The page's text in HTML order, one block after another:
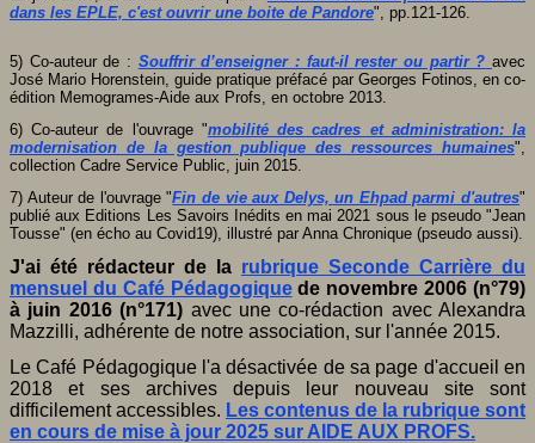
dans les EPLE, c'est ouvrir une boite de Pandore", pp.121-126.
5) Co-auteur de : Souffrir d’enseigner : faut-il rester ou partir ? avec
José Mario Horenstein, guide pratique préfacé par Georges Fotinos, en co-
édition Memogrames-Aide aux Profs, en octobre 2013.
6) Co-auteur de l'ouvrage "mobilité des cadres et administration: la
modernisation de la gestion publique des ressources humaines",
collection Cadre Service Public, juin 2015.
7) Auteur de l'ouvrage "Fin de vie aux Delys, un Ehpad parmi d'autres"
publié aux Editions Les Savoirs Inédits en mai 2021 sous le pseudo "Jean
Tousse" (en écho au Covid19), illustré par Anna Chronique (pseudo aussi).
J'ai été rédacteur de la rubrique Seconde Carrière du
mensuel du Café Pédagogique de novembre 2006 (n°79)
à juin 2016 (n°171) avec une co-rédaction avec Alexandra
Mazzilli, adhérente de notre association, sur l'année 2015.
Le Café Pédagogique l'a désactivée de sa page d'accueil en
2018 et ses archives depuis leur nouveau site sont
difficilement accessibles. Les contenus de la rubrique sont
en cours de mise à jour 2025 sur AIDE AUX PROFS.